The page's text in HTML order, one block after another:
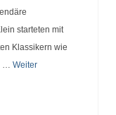
starteten mit
Klassikern wie
… Weiter